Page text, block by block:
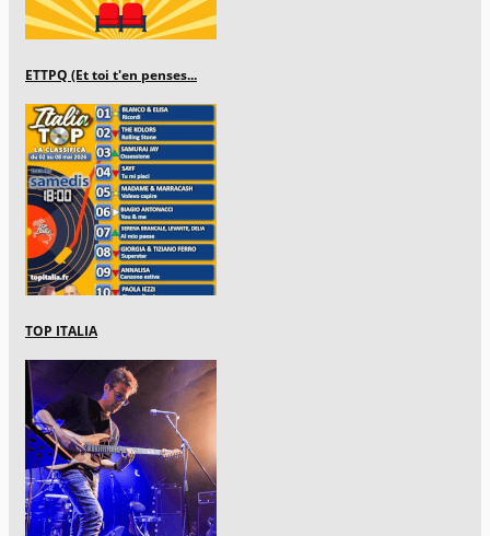
ETTPQ (Et toi t'en penses...
TOP ITALIA